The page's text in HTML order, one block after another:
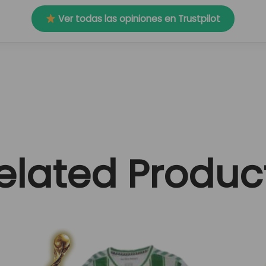
Ver todas las opiniones en Trustpilot
El
precio
original
precio
actual
producto
tiene